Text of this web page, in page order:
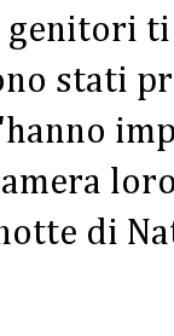
ti
stati
di